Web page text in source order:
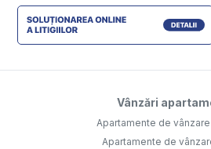
Vânzări
Apartamente de
Apartamente de